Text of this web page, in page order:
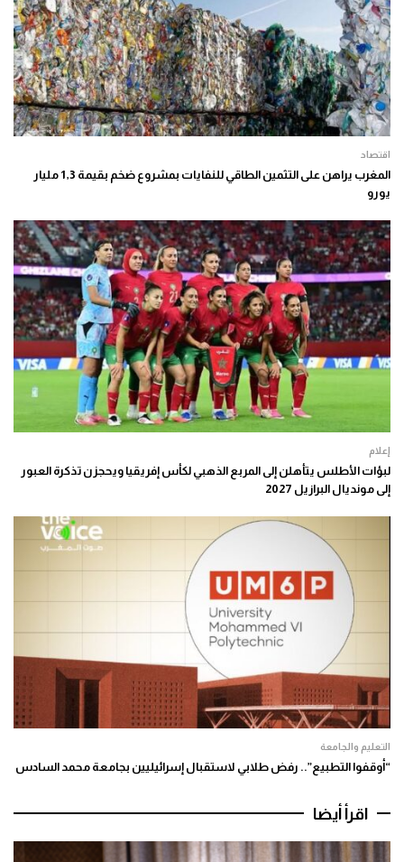
اقتصاد
المغرب يراهن على التثمين الطاقي للنفايات بمشروع ضخم بقيمة 1,3 مليار
يورو
إعلام
لبؤات الأطلس يتأهلن إلى المربع الذهبي لكأس إفريقيا ويحجزن تذكرة العبور
إلى مونديال البرازيل 2027
التعليم والجامعة
“أوقفوا التطبيع”.. رفض طلابي لاستقبال إسرائيليين بجامعة محمد السادس
اقرأ أيضا